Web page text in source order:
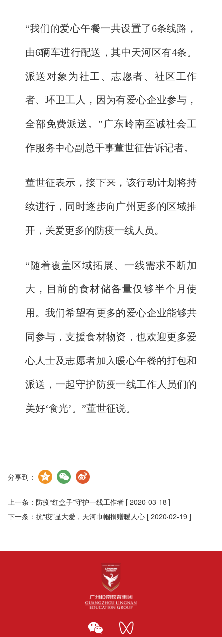
“我们的爱心午餐一共设置了6条线路，
由6辆车进行配送，其中天河区有4条。
派送对象为社工、志愿者、社区工作
者、环卫工人，因为有爱心企业参与，
全部免费派送。”广东岭南至诚社会工
作服务中心副总干事董世征告诉记者。
董世征表示，接下来，该行动计划将持
续进行，同时逐步向广州更多的区域推
开，关爱更多的防疫一线人员。
“随着覆盖区域拓展、一线需求不断加
大，目前的食材储备量仅够半个月使
用。我们希望有更多的爱心企业能够共
同参与，支援食材物资，也欢迎更多爱
心人士及志愿者加入暖心午餐的打包和
派送，一起守护防疫一线工作人员们的
美好‘食光’。”董世征说。
分享到：
上一条： 防疫“红盒子”守护一线工作者 [ 2020-03-18 ]
下一条： 抗“疫”显大爱，天河巾帼捐赠暖人心 [ 2020-02-19 ]